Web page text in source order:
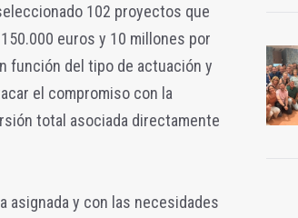
102 proyectos que
euros y 10 millones por
función del tipo de actuación y
el compromiso con la
total asociada directamente
asignada y con las necesidades